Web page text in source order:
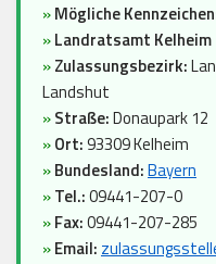
»Mögliche
»Landratsamt Kelheim
»Zulassungsbezirk:
Landshut
»Straße:Donaupark 12
»Ort:93309 Kelheim
»Bundesland:Bayern
»Tel.:09441-207-0
»Fax:09441-207-285
»Email: